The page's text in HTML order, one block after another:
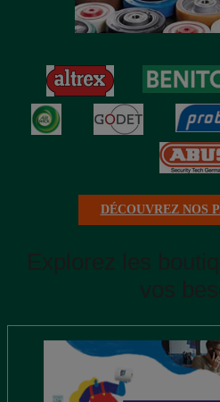
DÉCOUVREZ NOS
Explorez les
vos